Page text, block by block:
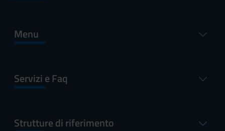
Menu
Servizi e Faq
Strutture di riferimento